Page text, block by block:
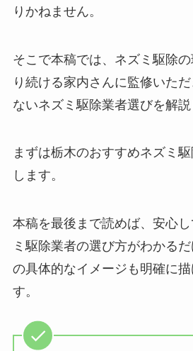
りかねません。
そこで本稿では、ネズミ駆除
り続ける家内さんに監修いた
ないネズミ駆除業者選びを解説
まずは栃木のおすすめネズミ
します。
本稿を最後まで読めば、安心
ミ駆除業者の選び方がわかる
の具体的なイメージも明確に
す。